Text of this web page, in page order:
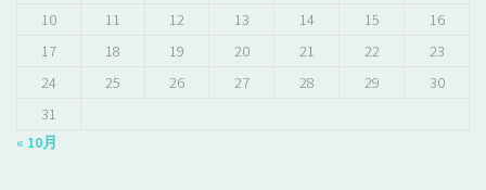
10
11 12 13 14 15
16
17
18 19 20 21 22
23
24
25 26 27 28 29
30
31
« 10月